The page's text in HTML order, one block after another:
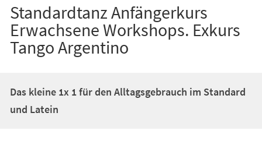
Standardtanz Anfängerkurs
Erwachsene Workshops. Exkurs
Tango Argentino
Das kleine 1x 1 für den Alltagsgebrauch im Standard
und Latein